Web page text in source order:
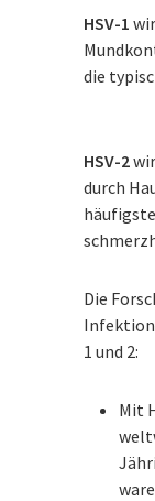
HSV-1
die
HSV-2
durch
Die
1 und 2:
Mit